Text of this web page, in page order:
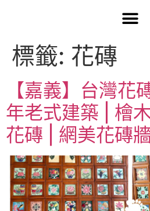
標籤: 花磚
【嘉義】台灣花
年老式建築 | 檜
花磚 | 網美花磚